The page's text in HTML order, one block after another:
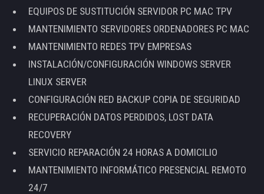
EQUIPOS DE SUSTITUCIÓN SERVIDOR PC MAC TPV
MANTENIMIENTO SERVIDORES ORDENADORES PC MAC
MANTENIMIENTO REDES TPV EMPRESAS
INSTALACIÓN/CONFIGURACIÓN WINDOWS SERVER
LINUX SERVER
CONFIGURACIÓN RED BACKUP COPIA DE SEGURIDAD
RECUPERACIÓN DATOS PERDIDOS, LOST DATA
RECOVERY
SERVICIO REPARACIÓN 24 HORAS A DOMICILIO
MANTENIMIENTO INFORMÁTICO PRESENCIAL REMOTO
24/7